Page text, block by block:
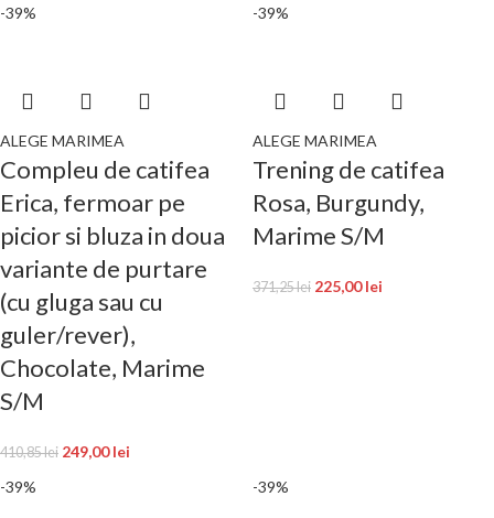
-39%
ALEGE MARIMEA
Compleu de catifea
Erica, fermoar pe
picior si bluza in doua
variante de purtare
(cu gluga sau cu
guler/rever),
Chocolate, Marime
S/M
410,85lei 249,00lei
-39%
ALEGE MARIMEA
Trening de catifea
Rosa, Burgundy,
Marime S/M
371,25lei 225,00lei
-39% -39%